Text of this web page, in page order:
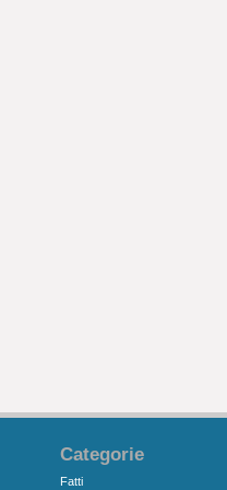
Categorie
Fatti